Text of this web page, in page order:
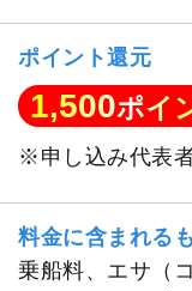
ポイント還元
1,500ポイ
※申し込み代表
料金に含まれる
乗船料、エサ（